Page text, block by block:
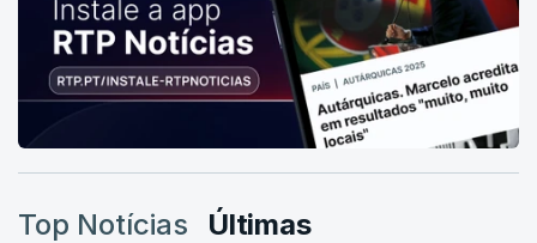
Top Notícias Últimas